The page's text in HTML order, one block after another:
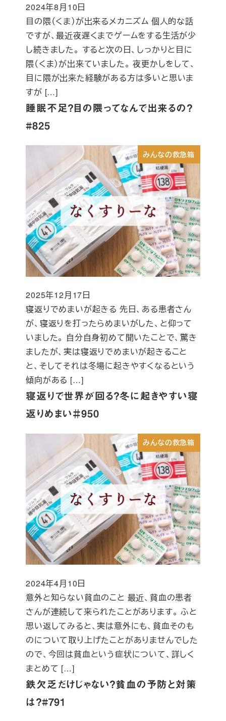
睡眠不足？目の隈ってなんで出来るの？
#825
目の隈（くま）が出来るメカニズム 個人的な話
ですが、最近夜遅くまでゲームをする生活が少
し続きました。 すると次の日、しっかりと目に
隈（くま）が出来ていました。 夜更かしをして、
目に隈が出来た経験がある方は多いと思いま
すが […]
投稿日
2024年8月10日
みんなの救急箱
寝返りで世界が回る？冬に起きやすい寝
返りめまい＃950
寝返りでめまいが起きる 先日、ある患者さん
が、寝返りを打ったらめまいがした、と仰って
いました。 自分自身初めて聞いたことで、驚き
ましたが、実は寝返りでめまいが起きること
と、そしてそれは冬場に起きやすくなるという
傾向がある […]
投稿日
2025年12月17日
みんなの救急箱
鉄欠乏だけじゃない？貧血の予防と対策
は？#791
意外と知らない貧血のこと 最近、貧血の患者
さんが連続して来られたことがあります。 ふと
思い返してみると、実は意外にも、貧血そのも
のについて取り上げたことがありませんでした
ので、今回は貧血という症状について、詳しく
まとめて […]
投稿日
2024年4月10日